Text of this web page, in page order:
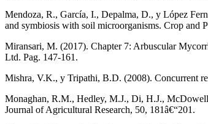
Mendoza, R., García, I., Depalma, D., y López
and symbiosis with soil microorganisms. Crop and
Miransari, M. (2017). Chapter 7: Arbuscular
Ltd. Pag. 147-161.
Mishra, V.K., y Tripathi, B.D. (2008). Concurrent
Monaghan, R.M., Hedley, M.J., Di, H.J.,
Journal of Agricultural Research, 50, 181â€“201.